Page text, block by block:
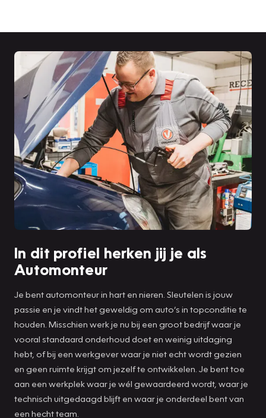
In dit profiel herken jij je als
Automonteur
Je bent automonteur in hart en nieren. Sleutelen is jouw
passie en je vindt het geweldig om auto’s in topconditie te
houden. Misschien werk je nu bij een groot bedrijf waar je
vooral standaard onderhoud doet en weinig uitdaging
hebt, of bij een werkgever waar je niet echt wordt gezien
en geen ruimte krijgt om jezelf te ontwikkelen. Je bent toe
aan een werkplek waar je wél gewaardeerd wordt, waar je
technisch uitgedaagd blijft en waar je onderdeel bent van
een hecht team.